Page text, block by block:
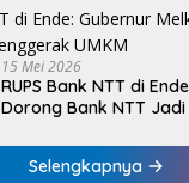
15 Mei 2026
RUPS Bank NTT di
Dorong Bank NTT
Selengkapnya